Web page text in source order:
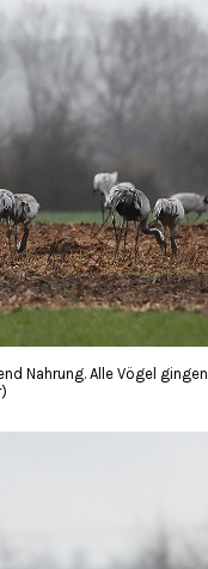
Nahrung. Alle Vögel gingen